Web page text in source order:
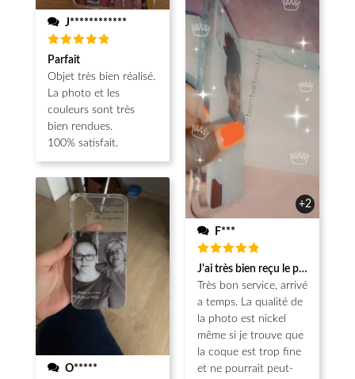
J************
Note5
sur 5
Parfait
Objet très bien réalisé.
La photo et les
couleurs sont très
bien rendues.
100% satisfait.
O*****
+2
F***
Note5
sur 5
J'ai très bien reçu le produit.
Très bon service, arrivé
a temps. La qualité de
la photo est nickel
même si je trouve que
la coque est trop fine
et ne pourrait peut-